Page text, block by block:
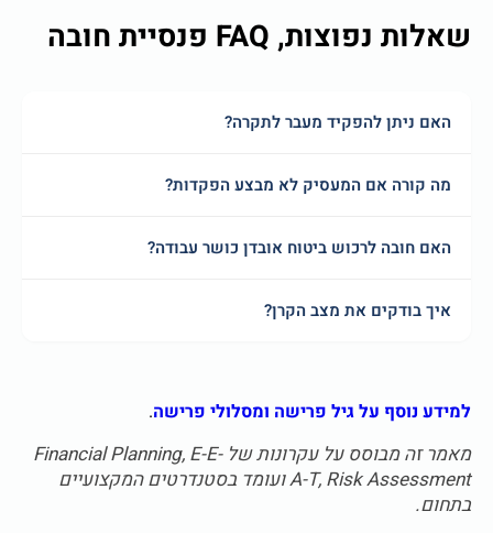
שאלות נפוצות, FAQ פנסיית חובה
האם ניתן להפקיד מעבר לתקרה?
מה קורה אם המעסיק לא מבצע הפקדות?
האם חובה לרכוש ביטוח אובדן כושר עבודה?
איך בודקים את מצב הקרן?
למידע נוסף על גיל פרישה ומסלולי פרישה.
מאמר זה מבוסס על עקרונות של Financial Planning, E-E-
A-T, Risk Assessment ועומד בסטנדרטים המקצועיים
בתחום.